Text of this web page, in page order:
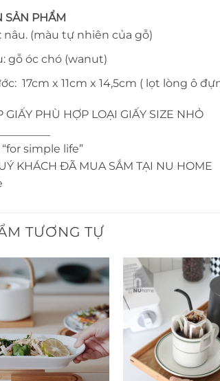
SẢN PHẨM
nâu. (màu tự nhiên của gỗ)
gỗ óc chó (wanut)
17cm x 11cm x 14,5cm ( lọt lòng ô
GIẤY PHÙ HỢP LOẠI GIẤY SIZE NHỎ
simple life”
KHÁCH ĐÃ MUA SẮM TẠI NU HOME
TƯƠNG TỰ